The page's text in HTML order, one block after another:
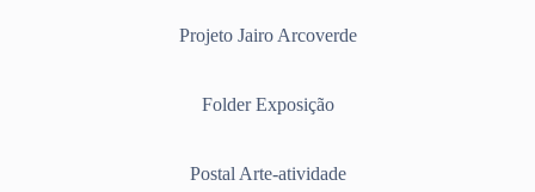
Projeto Jairo Arcoverde
Folder Exposição
Postal Arte-atividade